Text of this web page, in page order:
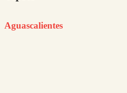
Aguascalientes